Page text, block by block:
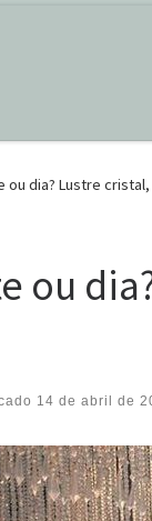
ou dia? Lustre
ou
14 de abril de